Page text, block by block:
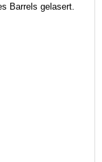
Barrels gelasert.